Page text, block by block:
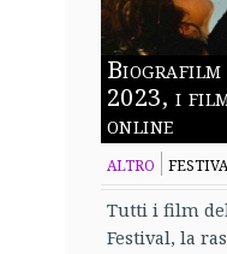
2023, i
online
ALTRO
Tutti i film
Festival, la